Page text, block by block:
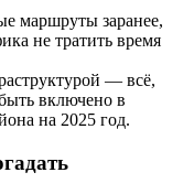
маршруты заранее,
не тратить время
— всё,
включено в
на 2025 год.